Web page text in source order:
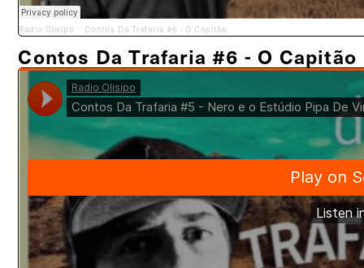
Radio Olisipo · Contos Da Trafaria #6 - O Capitão
Contos Da Trafaria #6 - O Capitão